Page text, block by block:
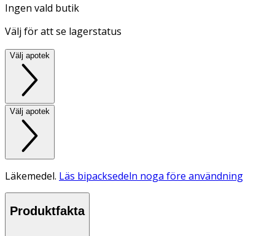
Ingen vald butik
Välj för att se lagerstatus
Välj apotek
Välj apotek
Läkemedel. Läs bipacksedeln noga före användning
Produktfakta